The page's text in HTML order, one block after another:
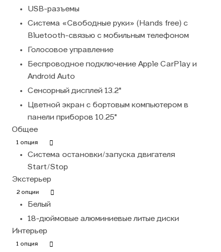
USB-разъемы
Система «Свободные руки» (Hands free) с
Bluetooth-связью с мобильным телефоном
Голосовое управление
Беспроводное подключение Apple CarPlay и
Android Auto
Сенсорный дисплей 13.2"
Цветной экран с бортовым компьютером в
панели приборов 10.25"
Общее
1 опция
Система остановки/запуска двигателя
Start/Stop
Экстерьер
2 опции
Белый
18-дюймовые алюминиевые литые диски
Интерьер
1 опция